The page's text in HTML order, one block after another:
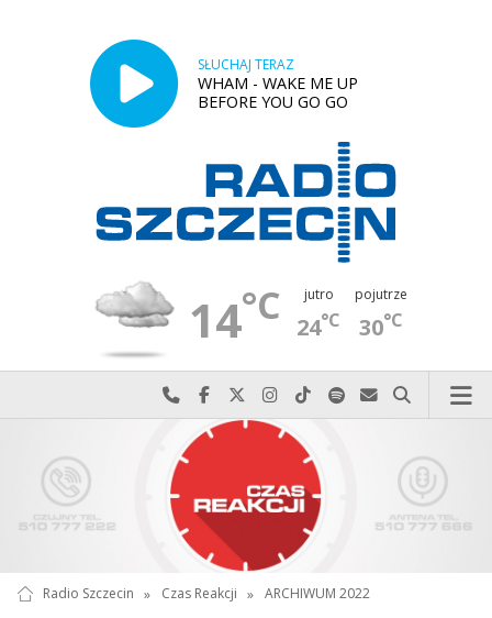
SŁUCHAJ TERAZ
WHAM - WAKE ME UP
BEFORE YOU GO GO
14°C jutro
24°C
pojutrze
30°C
Najlepiej po prostu do nas zadzwoń
Odwiedź nas na Facebook-u
Odwiedź nas na X
Odwiedź nas na Instagram-ie
Odwiedź nas na TikTok-u
Szukaj nas na Spotify
Wyślij do nas
Szukaj
Radio Szczecin » Czas Reakcji » ARCHIWUM 2022